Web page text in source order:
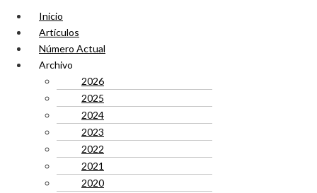
Inicio
Artículos
Número Actual
Archivo
2026
2025
2024
2023
2022
2021
2020